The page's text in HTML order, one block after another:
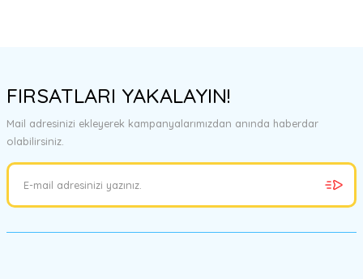
FIRSATLARI YAKALAYIN!
Mail adresinizi ekleyerek kampanyalarımızdan anında haberdar
olabilirsiniz.